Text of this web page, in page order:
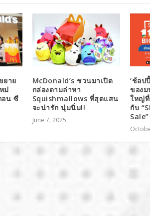
ยาย
ม่
อน ซี
McDonald’s ชวนมาเปิด
กล่องตามล่าหา
Squishmallows ที่สุดแสน
จะน่ารัก นุ่มนิ่ม!!
June 7, 2025
‘ช้อป
ของม
ใหญ่
กับ
Sale”